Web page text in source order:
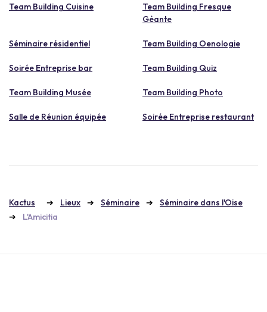
Team Building Cuisine
Team Building Fresque
Géante
Séminaire résidentiel Team Building Oenologie
Soirée Entreprise bar Team Building Quiz
Team Building Musée Team Building Photo
Salle de Réunion équipée Soirée Entreprise restaurant
Kactus Lieux Séminaire
Séminaire dans l'Oise
L'Amicitia